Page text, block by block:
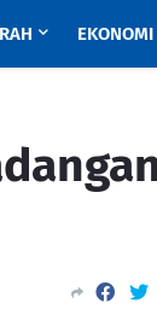
EKONOMI